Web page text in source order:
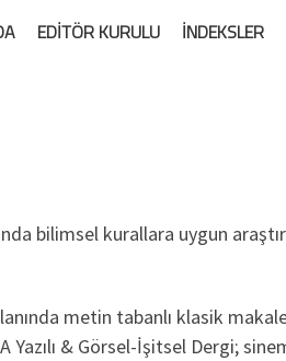
EDITÖR KURULU İNDEKSLER
bilimsel kurallara uygun
metin tabanlı klasik
& Görsel-İşitsel Dergi;